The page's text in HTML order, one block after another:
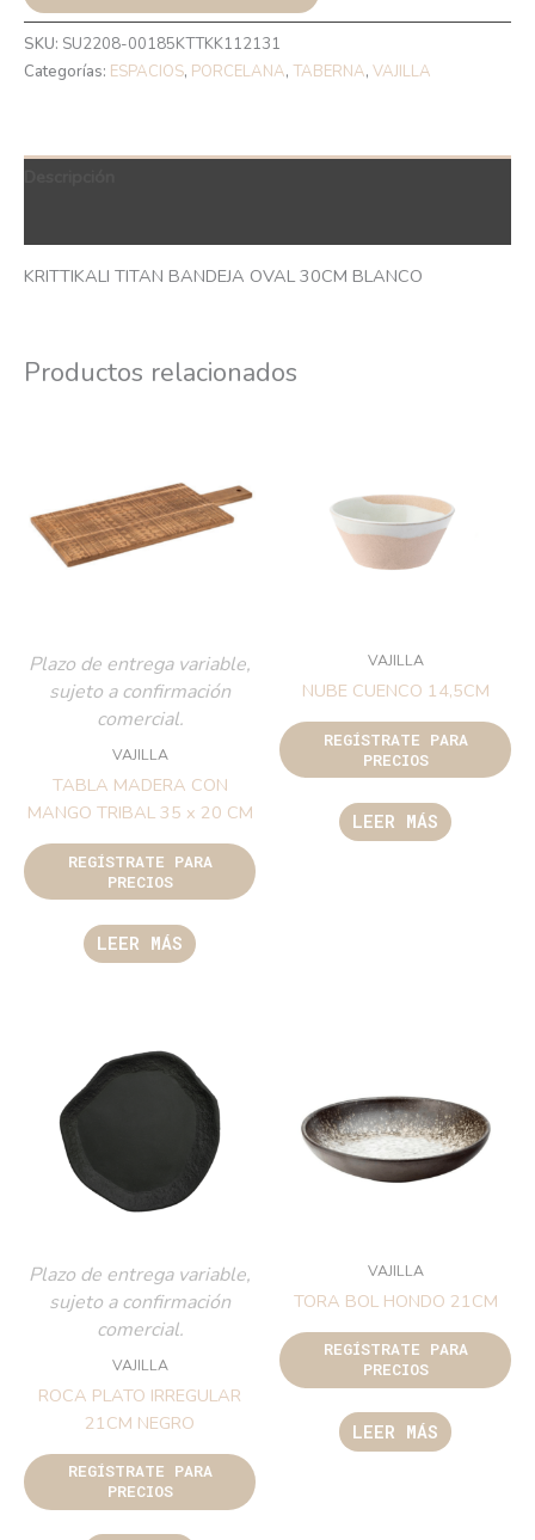
SKU: SU2208-00185KTTKK112131
Categorías: ESPACIOS, PORCELANA, TABERNA, VAJILLA
KRITTIKALI TITAN BANDEJA OVAL 30CM BLANCO
Productos relacionados
Plazo de entrega variable,
sujeto a confirmación
comercial.
VAJILLA
TABLA MADERA CON
MANGO TRIBAL 35 x 20 CM
REGÍSTRATE PARA
PRECIOS
LEER MÁS
VAJILLA
NUBE CUENCO 14,5CM
REGÍSTRATE PARA
PRECIOS
LEER MÁS
Plazo de entrega variable,
sujeto a confirmación
comercial.
VAJILLA
ROCA PLATO IRREGULAR
21CM NEGRO
REGÍSTRATE PARA
PRECIOS
VAJILLA
TORA BOL HONDO 21CM
REGÍSTRATE PARA
PRECIOS
LEER MÁS